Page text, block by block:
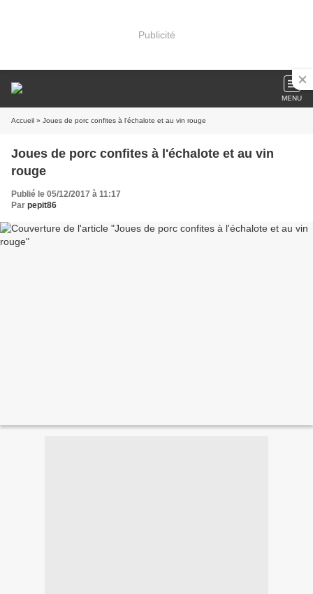
Publicité
MENU
Accueil » Joues de porc confites à l'échalote et au vin rouge
Joues de porc confites à l'échalote et au vin
rouge
Publié le 05/12/2017 à 11:17
Par pepit86